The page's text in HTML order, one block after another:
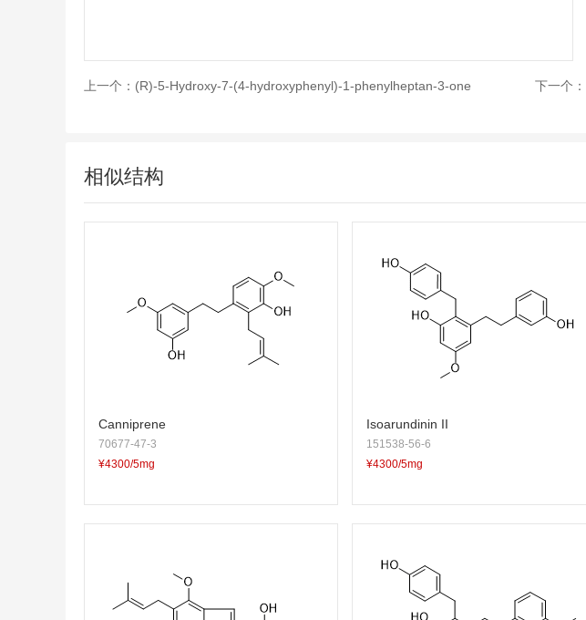
上一个： (R)-5-Hydroxy-7-(4-hydroxyphenyl)-1-phenylheptan-3-one 下一个：
相似结构
Canniprene
70677-47-3
¥4300/5mg
Isoarundinin II
151538-56-6
¥4300/5mg